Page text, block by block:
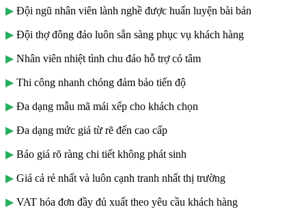
▶ Đội ngũ nhân viên lành nghề được huấn luyện bài bản
▶ Đội thợ đông đảo luôn sẵn sàng phục vụ khách hàng
▶ Nhân viên nhiệt tình chu đáo hỗ trợ có tâm
▶ Thi công nhanh chóng đảm bảo tiến độ
▶ Đa dạng mẫu mã mái xếp cho khách chọn
▶ Đa dạng mức giá từ rẽ đến cao cấp
▶ Báo giá rõ ràng chi tiết không phát sinh
▶ Giá cả rẻ nhất và luôn cạnh tranh nhất thị trường
▶ VAT hóa đơn đầy đủ xuất theo yêu cầu khách hàng